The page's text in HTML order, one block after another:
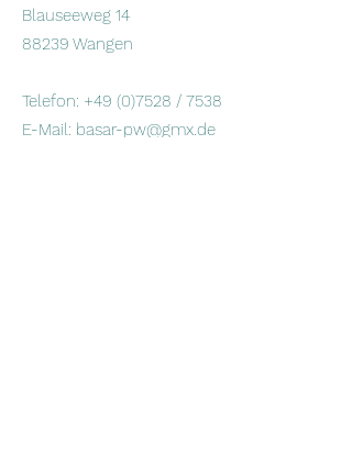
Blauseeweg 14
88239 Wangen
Telefon: +49 (0)7528 / 7538
E-Mail: basar-pw@gmx.de